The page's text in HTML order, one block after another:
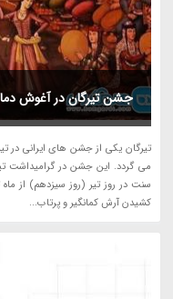
جشن تیرگان در آغوش
می گردد. این جشن در گرامیداشت
سنت در روز تیر (روز سیزدهم) از ماه
کشیدن آرش کمانگیر و پرتاب...